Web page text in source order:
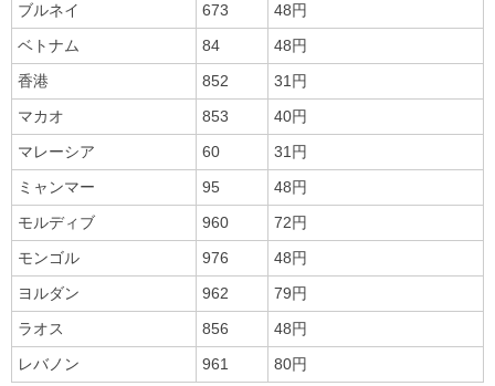
ブルネイ
673
48円
ベトナム
84
48円
香港
852
31円
マカオ
853
40円
マレーシア
60
31円
ミャンマー
95
48円
モルディブ
960
72円
モンゴル
976
48円
ヨルダン
962
79円
ラオス
856
48円
レバノン
961 80円